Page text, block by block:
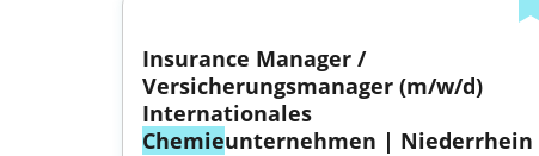
Insurance Manager /
Versicherungsmanager (m/w/d)
Chemieunternehmen | Niederrhein